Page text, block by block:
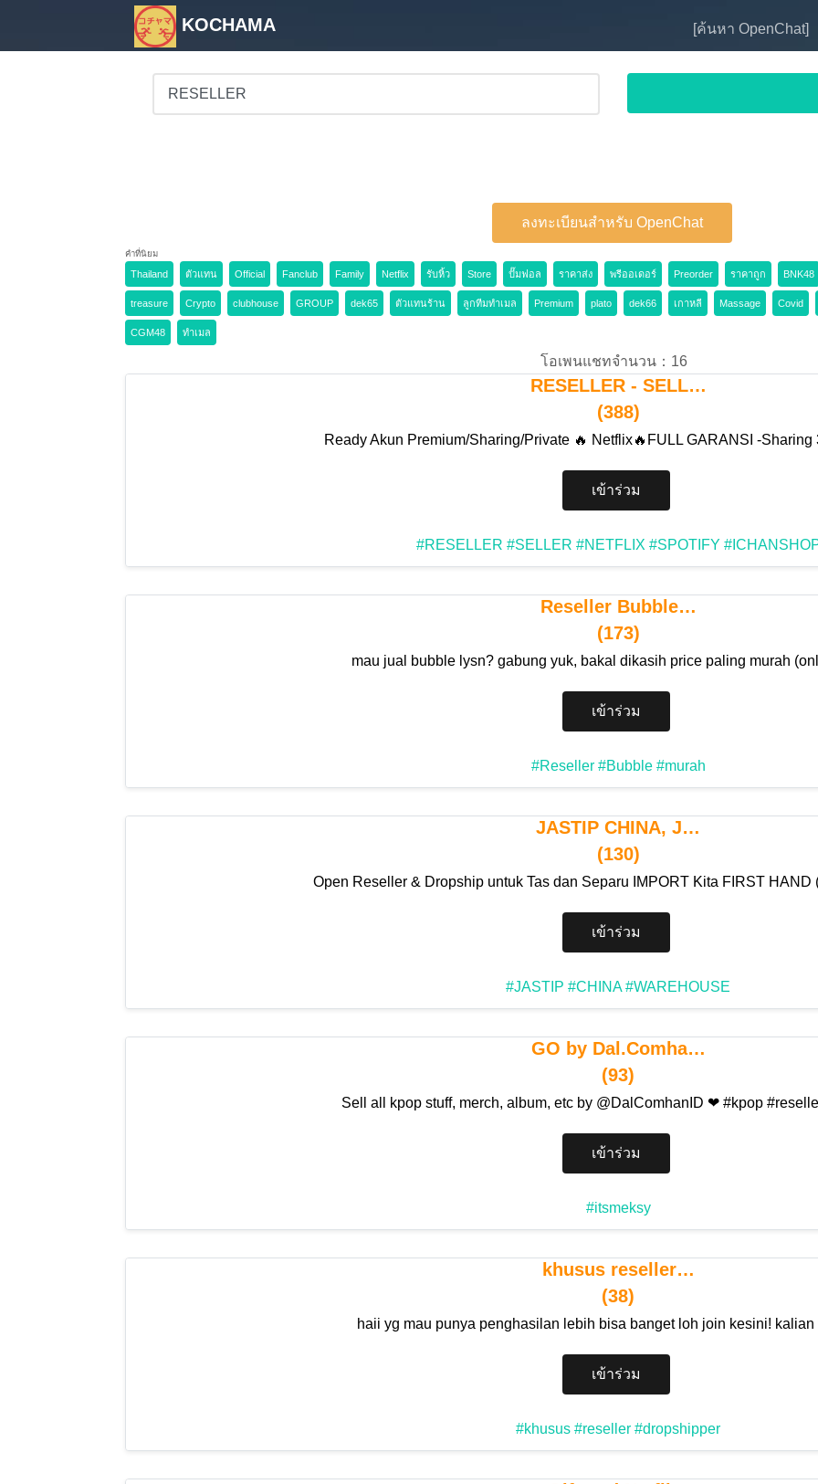
KOCHAMA [ค้นหา OpenChat]
ลงทะเบียนสำหรับ OpenChat
คำที่นิยม
Thailand ตัวแทน Official Fanclub Family Netflix รับหิ้ว Store ปั๊มฟอล ราคาส่ง พรีออเดอร์ Preorder ราคาถูก BNK48
treasure Crypto clubhouse GROUP dek65 ตัวแทนร้าน ลูกทีมทำเมล Premium plato dek66 เกาหลี Massage Covid
CGM48 ทำเมล
โอเพนแชทจำนวน：16
RESELLER - SELL…
(388)
Ready Akun Premium/Sharing/Private 🔥 Netflix🔥FULL GARANSI -
เข้าร่วม
#RESELLER #SELLER #NETFLIX #SPOTIFY
Reseller Bubble…
(173)
mau jual bubble lysn? gabung yuk, bakal dikasih price paling murah
เข้าร่วม
#Reseller #Bubble #murah
JASTIP CHINA, J…
(130)
Open Reseller & Dropship untuk Tas dan Separu IMPORT Kita FIRST
เข้าร่วม
#JASTIP #CHINA #WAREHOUSE
GO by Dal.Comha…
(93)
Sell all kpop stuff, merch, album, etc by @DalComhanID ❤ #kpop
เข้าร่วม
#itsmeksy
khusus reseller…
(38)
haii yg mau punya penghasilan lebih bisa banget loh join kesini!
เข้าร่วม
#khusus #reseller #dropshipper